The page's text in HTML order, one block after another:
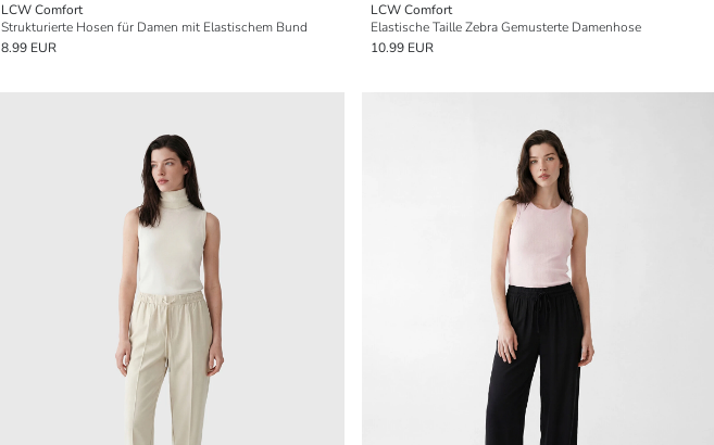
LCW Comfort
Strukturierte Hosen für Damen mit Elastischem Bund
8.99 EUR
LCW Comfort
Elastische Taille Zebra Gemusterte Damenhose
10.99 EUR